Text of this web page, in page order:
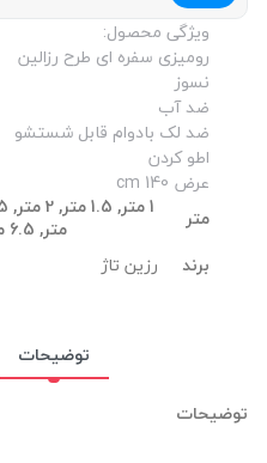
ویژگی محصول:
رومیزی سفره ای طرح رزالین
نسوز
ضد آب
ضد لک بادوام قابل شستشو
اطو کردن
عرض 140 cm
متر
متر, 6.5 متر, 7 متر, 7.5 متر, 8 متر, 8.5 متر, 9 متر, 9.5 متر, 10 متر
برند
رزین تاژ
توضیحات
توضیحات